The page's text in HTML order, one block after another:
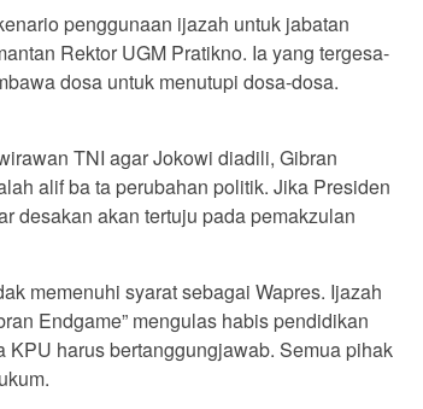
penggunaan ijazah untuk jabatan
Rektor UGM Pratikno. Ia yang tergesa-
dosa untuk menutupi dosa-dosa.
TNI agar Jokowi diadili, Gibran
alif ba ta perubahan politik. Jika Presiden
desakan akan tertuju pada pemakzulan
memenuhi syarat sebagai Wapres. Ijazah
Endgame” mengulas habis pendidikan
harus bertanggungjawab. Semua pihak